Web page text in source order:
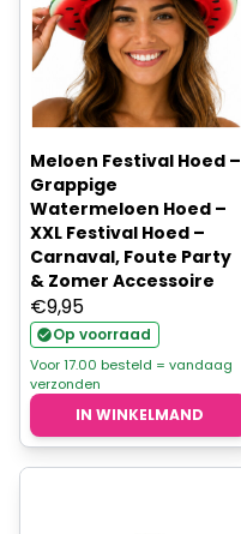
Meloen Festival Hoed –
Grappige
Watermeloen Hoed –
XXL Festival Hoed –
Carnaval, Foute Party
& Zomer Accessoire
€9,95
Op voorraad
Voor 17.00 besteld = vandaag
verzonden
IN WINKELMAND